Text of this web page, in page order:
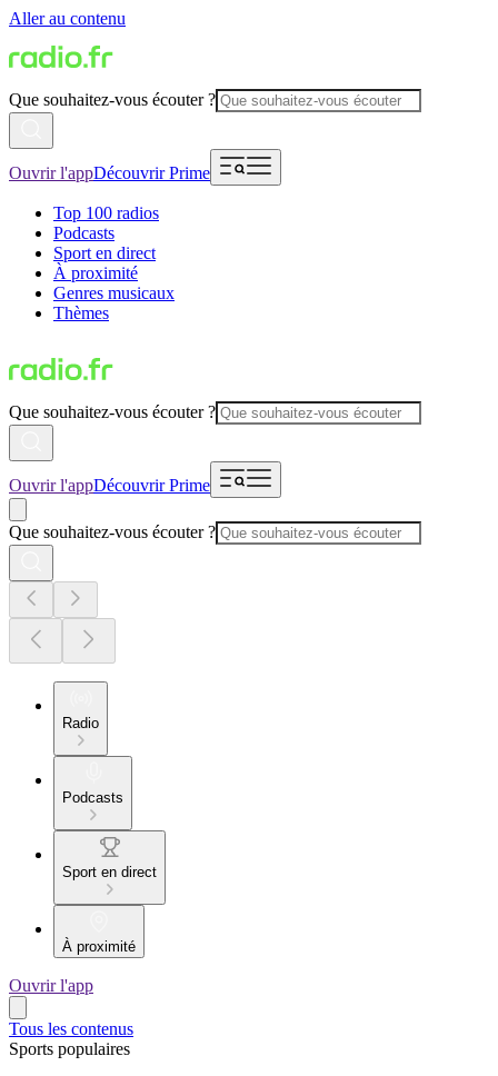
Aller au contenu
Que souhaitez-vous écouter ?
Ouvrir l'appDécouvrir Prime
Top 100 radios
Podcasts
Sport en direct
À proximité
Genres musicaux
Thèmes
Que souhaitez-vous écouter ?
Ouvrir l'appDécouvrir Prime
Que souhaitez-vous écouter ?
Radio
Podcasts
Sport en direct
À proximité
Ouvrir l'app
Tous les contenus
Sports populaires